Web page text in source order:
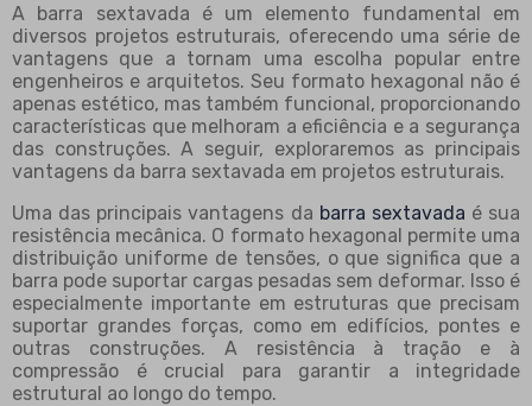
A barra sextavada é um elemento fundamental em
diversos projetos estruturais, oferecendo uma série de
vantagens que a tornam uma escolha popular entre
engenheiros e arquitetos. Seu formato hexagonal não é
apenas estético, mas também funcional, proporcionando
características que melhoram a eficiência e a segurança
das construções. A seguir, exploraremos as principais
vantagens da barra sextavada em projetos estruturais.
Uma das principais vantagens da barra sextavada é sua
resistência mecânica. O formato hexagonal permite uma
distribuição uniforme de tensões, o que significa que a
barra pode suportar cargas pesadas sem deformar. Isso é
especialmente importante em estruturas que precisam
suportar grandes forças, como em edifícios, pontes e
outras construções. A resistência à tração e à
compressão é crucial para garantir a integridade
estrutural ao longo do tempo.